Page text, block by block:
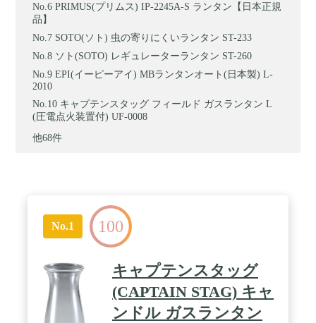
PRIMUS(プリムス) IP-2245A-S ランタン【日本正規
品】
SOTO(ソト) 虫の寄りにくいランタン ST-233
ソト(SOTO) レギュレーターランタン ST-260
EPI(イーピーアイ) MBランタンオート(日本製) L-
2010
キャプテンスタッグ フィールド ガスランタン L
(圧電点火装置付) UF-0008
他68件
No.1 100
キャプテンスタッグ
(CAPTAIN STAG) キャ
ンドル ガスランタン